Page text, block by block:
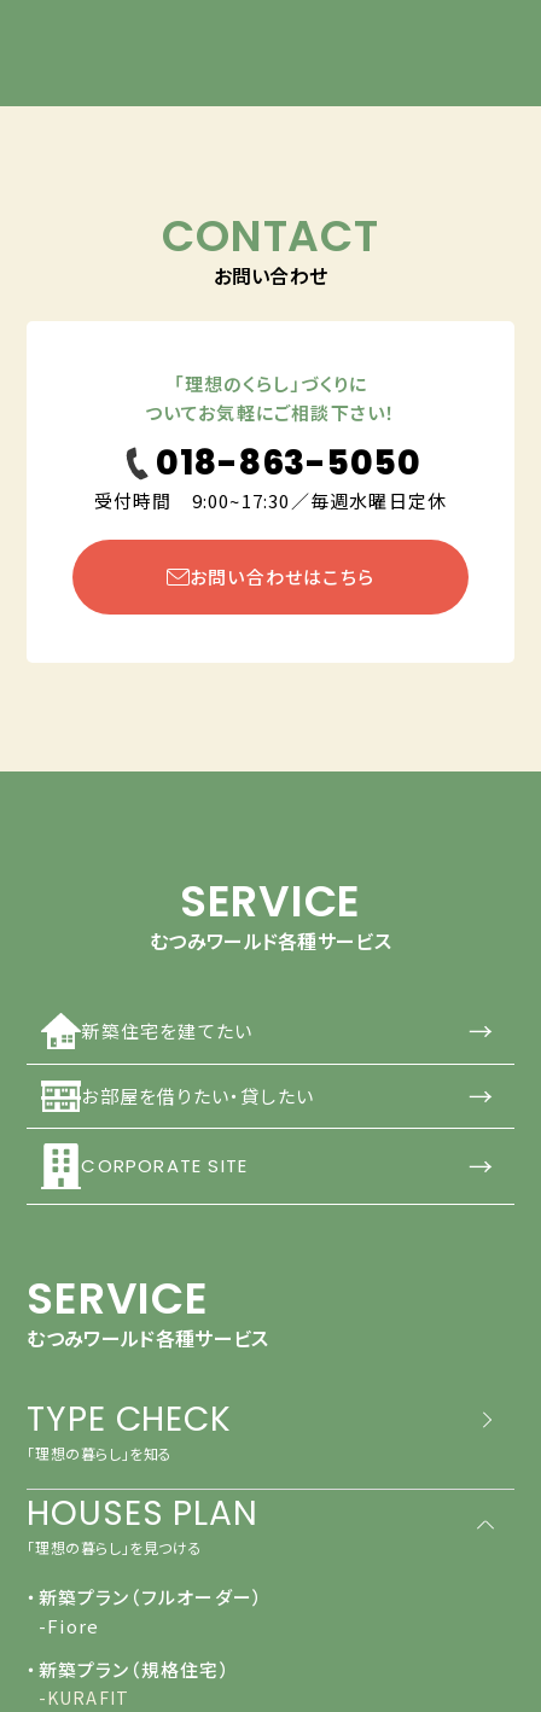
CONTACT
お問い合わせ
「理想のくらし」づくりに
ついてお気軽にご相談下さい！
018-863-5050
受付時間 9:00~17:30／毎週水曜日定休
お問い合わせはこちら
SERVICE
むつみワールド各種サービス
新築住宅を建てたい →
お部屋を借りたい・貸したい →
CORPORATE SITE →
SERVICE
むつみワールド各種サービス
TYPE CHECK
「理想の暮らし」を知る
HOUSES PLAN
「理想の暮らし」を見つける
・新築プラン（フルオーダー）
-Fiore
・新築プラン（規格住宅）
-KURAFIT